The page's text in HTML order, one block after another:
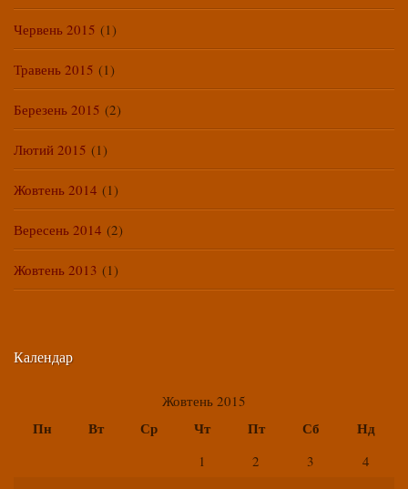
Червень 2015 (1)
Травень 2015 (1)
Березень 2015 (2)
Лютий 2015 (1)
Жовтень 2014 (1)
Вересень 2014 (2)
Жовтень 2013 (1)
Календар
Жовтень 2015
Пн Вт Ср Чт Пт Сб Нд
1 2 3
4